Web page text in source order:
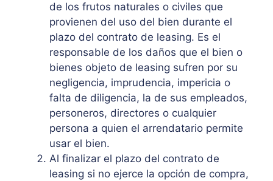
de los frutos naturales o civiles que
provienen del uso del bien durante el
plazo del contrato de leasing. Es el
responsable de los daños que el bien o
bienes objeto de leasing sufren por su
negligencia, imprudencia, impericia o
falta de diligencia, la de sus empleados,
personeros, directores o cualquier
persona a quien el arrendatario permite
usar el bien.
Al finalizar el plazo del contrato de
leasing si no ejerce la opción de compra,